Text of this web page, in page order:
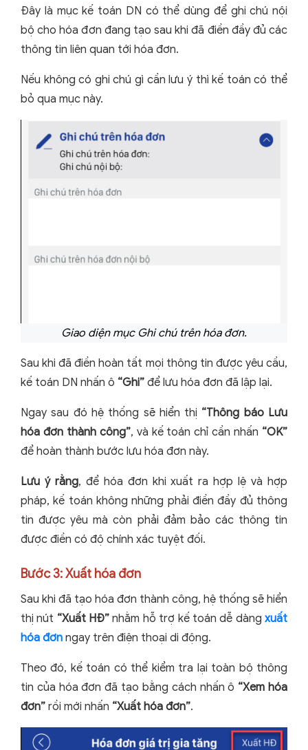
Đây là mục kế toán DN có thể dùng để ghi chú nội
bộ cho hóa đơn đang tạo sau khi đã điền đầy đủ các
thông tin liên quan tới hóa đơn.
Nếu không có ghi chú gì cần lưu ý thì kế toán có thể
bỏ qua mục này.
Giao diện mục Ghi chú trên hóa đơn.
Sau khi đã điền hoàn tất mọi thông tin được yêu cầu,
kế toán DN nhấn ô “Ghi” để lưu hóa đơn đã lập lại.
Ngay sau đó hệ thống sẽ hiển thị “Thông báo Lưu
hóa đơn thành công”, và kế toán chỉ cần nhấn “OK”
để hoàn thành bước lưu hóa đơn này.
Lưu ý rằng, để hóa đơn khi xuất ra hợp lệ và hợp
pháp, kế toán không những phải điền đầy đủ thông
tin được yêu mà còn phải đảm bảo các thông tin
được điền có độ chính xác tuyệt đối.
Bước 3: Xuất hóa đơn
Sau khi đã tạo hóa đơn thành công, hệ thống sẽ hiển
thị nút “Xuất HĐ” nhằm hỗ trợ kế toán dễ dàngxuất
hóa đơn ngay trên điện thoại di động.
Theo đó, kế toán có thể kiểm tra lại toàn bộ thông
tin của hóa đơn đã tạo bằng cách nhấn ô “Xem hóa
đơn” rồi mới nhấn “Xuất hóa đơn”.